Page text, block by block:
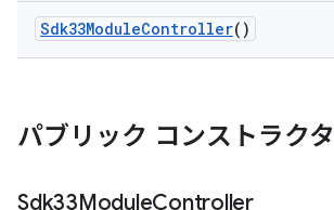
Sdk33ModuleController()
パブリック コンストラクタ
Sdk33ModuleController